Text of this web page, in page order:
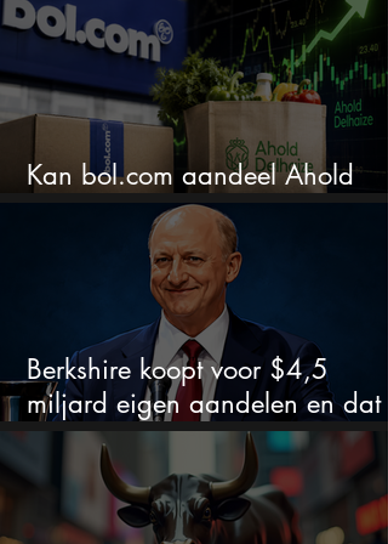
Kan bol.com aandeel Ahold
nieuw leven inblazen?
Berkshire koopt voor $4,5
miljard eigen aandelen en dat
zegt veel over de waardering